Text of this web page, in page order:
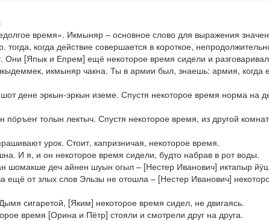
время». Икмыняр – основное слово для выражения
когда действие совершается в короткое,
[Япык и Епрем] ещё некоторое время сидели и
икмыняр чакна. Ты в армии был, знаешь: армия, когда
дене эркын-эркын иземе. Спустя некоторое время норма на
толын лектыч. Спустя некоторое время, из другой
урок. Стоит, капризничая, некоторое время.
И я, и он некоторое время сидели, будто набрав в рот воды.
деч айнен шуын огыл – [Нестер Иванович] иктапыр
от злых слов Эльзы не отошла – [Нестер Иванович]
сигаретой, [Яким] некоторое время сидел, не двигаясь.
время [Орина и Пётр] стояли и смотрели друг на друга.